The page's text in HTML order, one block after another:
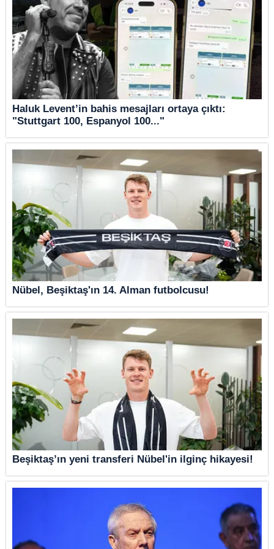
Haluk Levent’in bahis mesajları ortaya çıktı:
"Stuttgart 100, Espanyol 100..."
Nübel, Beşiktaş'ın 14. Alman futbolcusu!
Beşiktaş’ın yeni transferi Nübel'in ilginç hikayesi!